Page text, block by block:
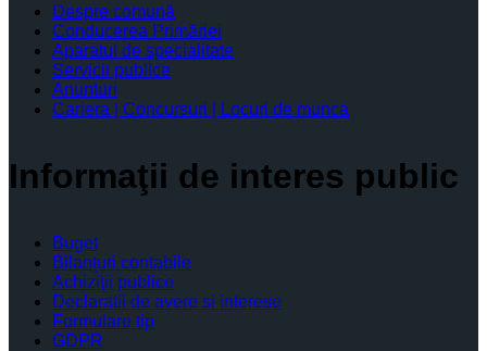
Despre comună
Conducerea Primăriei
Aparatul de specialitate
Servicii publice
Anunturi
Cariera | Concursuri | Locuri de munca
Informaţii de interes public
Buget
Bilanţuri contabile
Achiziţii publice
Declaratii de avere si interese
Formulare tip
GDPR